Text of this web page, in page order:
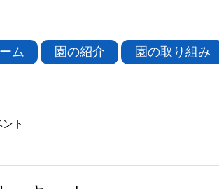
ム 園の紹介 園の取り組み
ト